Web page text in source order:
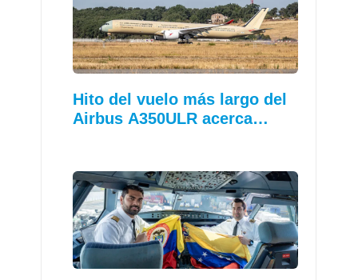
Hito del vuelo más largo del
Airbus A350ULR acerca…